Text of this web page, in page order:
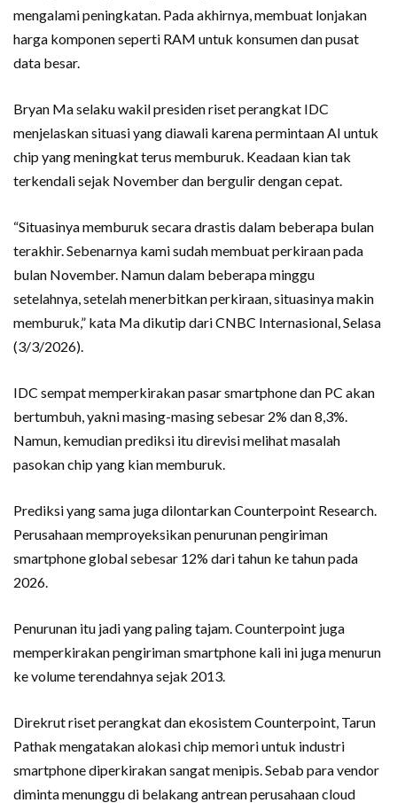
mengalami peningkatan. Pada akhirnya, membuat lonjakan
harga komponen seperti RAM untuk konsumen dan pusat
data besar.
Bryan Ma selaku wakil presiden riset perangkat IDC
menjelaskan situasi yang diawali karena permintaan AI untuk
chip yang meningkat terus memburuk. Keadaan kian tak
terkendali sejak November dan bergulir dengan cepat.
“Situasinya memburuk secara drastis dalam beberapa bulan
terakhir. Sebenarnya kami sudah membuat perkiraan pada
bulan November. Namun dalam beberapa minggu
setelahnya, setelah menerbitkan perkiraan, situasinya makin
memburuk,” kata Ma dikutip dari CNBC Internasional, Selasa
(3/3/2026).
IDC sempat memperkirakan pasar smartphone dan PC akan
bertumbuh, yakni masing-masing sebesar 2% dan 8,3%.
Namun, kemudian prediksi itu direvisi melihat masalah
pasokan chip yang kian memburuk.
Prediksi yang sama juga dilontarkan Counterpoint Research.
Perusahaan memproyeksikan penurunan pengiriman
smartphone global sebesar 12% dari tahun ke tahun pada
2026.
Penurunan itu jadi yang paling tajam. Counterpoint juga
memperkirakan pengiriman smartphone kali ini juga menurun
ke volume terendahnya sejak 2013.
Direkrut riset perangkat dan ekosistem Counterpoint, Tarun
Pathak mengatakan alokasi chip memori untuk industri
smartphone diperkirakan sangat menipis. Sebab para vendor
diminta menunggu di belakang antrean perusahaan cloud